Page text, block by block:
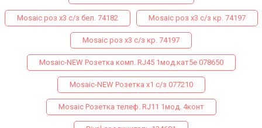
Mosaic роз х3 с/з бел. 74182 Mosaic роз х3 с/з кр. 74197
Mosaic роз х3 с/з кр. 74197
Mosaic-NEW Розетка комп. RJ45 1мод.кат5е 078650
Mosaic-NEW Розетка х1 с/з 077210
Mosaiс Розетка телеф. RJ11 1мод. 4конт